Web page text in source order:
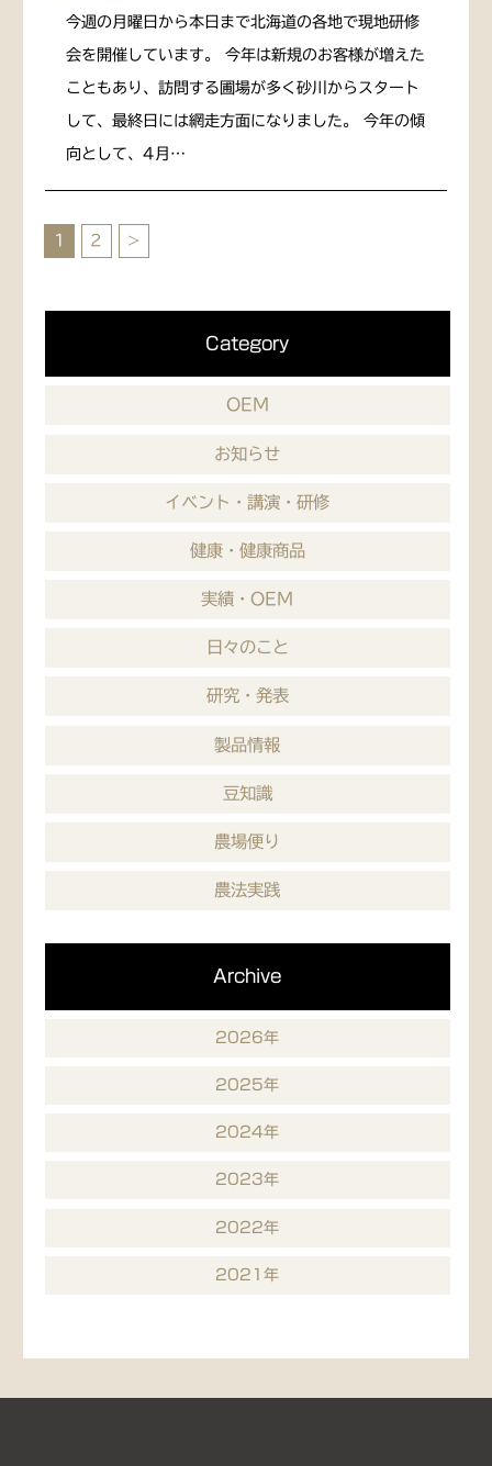
今週の月曜日から本日まで北海道の各地で現地研修
会を開催しています。 今年は新規のお客様が増えた
こともあり、訪問する圃場が多く砂川からスタート
して、最終日には網走方面になりました。 今年の傾
向として、4月…
1 2 >
Category
OEM
お知らせ
イベント・講演・研修
健康・健康商品
実績・OEM
日々のこと
研究・発表
製品情報
豆知識
農場便り
農法実践
Archive
2026年
2025年
2024年
2023年
2022年
2021年